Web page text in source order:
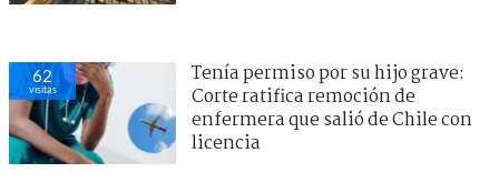
62
visitas
Tenía permiso por su hijo grave:
Corte ratifica remoción de
enfermera que salió de Chile con
licencia